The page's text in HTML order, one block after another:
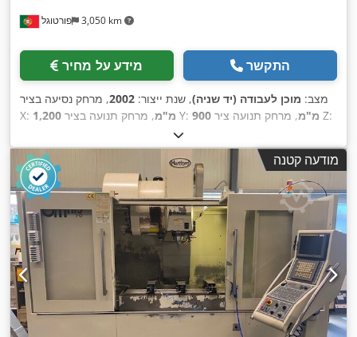
פורטוגל 3,050 km
מידע על מחיר התקשר
מצב: מוכן לעבודה (יד שניה), שנת ייצור: 2002, מרחק נסיעה בציר
X:
1,200 מ"מ , מרחק תנועה בציר Y: 900 מ"מ , מרחק תנועה ציר Z:
SIEMENS 18,000
סל"ד, מספר חריצים במאגזין הכלים:30, מספר צירים:3 ,
מודעה קטנה